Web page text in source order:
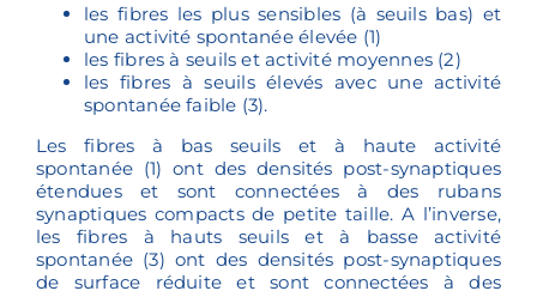
les fibres les plus sensibles (à seuils bas) et
une activité spontanée élevée (1)
les fibres à seuils et activité moyennes (2)
les fibres à seuils élevés avec une activité
spontanée faible (3).
Les fibres à bas seuils et à haute activité
spontanée (1) ont des densités post-synaptiques
étendues et sont connectées à des rubans
synaptiques compacts de petite taille. A l’inverse,
les fibres à hauts seuils et à basse activité
spontanée (3) ont des densités post-synaptiques
de surface réduite et sont connectées à des